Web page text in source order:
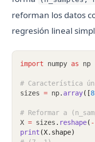
reforman los datos
regresión lineal
import numpy as np
# Característica
sizes = np. array([
# Reformar a
X = sizes . reshape( -
print (X.shape)